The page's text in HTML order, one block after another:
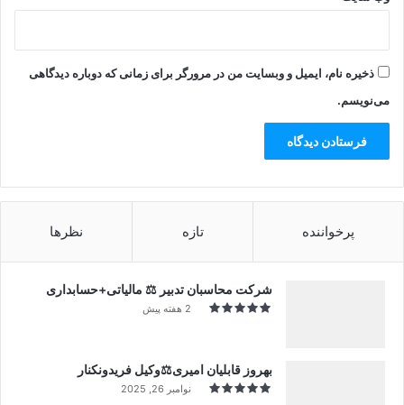
ذخیره نام، ایمیل و وبسایت من در مرورگر برای زمانی که دوباره دیدگاهی
می‌نویسم.
پرخواننده تازه نظرها
شرکت محاسبان تدبیر ⚖️ مالیاتی+حسابداری
2 هفته پیش
بهروز قابلیان امیری⚖️وکیل فریدونکنار
نوامبر 26, 2025